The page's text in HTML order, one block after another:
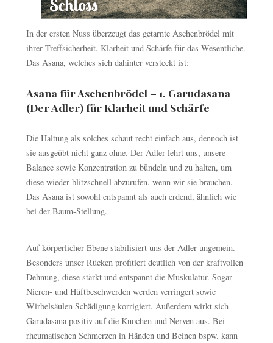
In der ersten Nuss überzeugt das getarnte Aschenbrödel mit
ihrer Treffsicherheit, Klarheit und Schärfe für das Wesentliche.
Das Asana, welches sich dahinter versteckt ist:
Asana für Aschenbrödel – 1. Garudasana
(Der Adler) für Klarheit und Schärfe
Die Haltung als solches schaut recht einfach aus, dennoch ist
sie ausgeübt nicht ganz ohne. Der Adler lehrt uns, unsere
Balance sowie Konzentration zu bündeln und zu halten, um
diese wieder blitzschnell abzurufen, wenn wir sie brauchen.
Das Asana ist sowohl entspannt als auch erdend, ähnlich wie
bei der Baum-Stellung.
Auf körperlicher Ebene stabilisiert uns der Adler ungemein.
Besonders unser Rücken profitiert deutlich von der kraftvollen
Dehnung, diese stärkt und entspannt die Muskulatur. Sogar
Nieren- und Hüftbeschwerden werden verringert sowie
Wirbelsäulen Schädigung korrigiert. Außerdem wirkt sich
Garudasana positiv auf die Knochen und Nerven aus. Bei
rheumatischen Schmerzen in Händen und Beinen bspw. kann